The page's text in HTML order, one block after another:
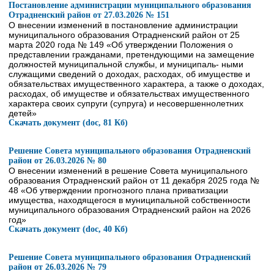
Постановление администрации муниципального образования
Отрадненский район от 27.03.2026 № 151
О внесении изменений в постановление администрации
муниципального образования Отрадненский район от 25
марта 2020 года № 149 «Об утверждении Положения о
представлении гражданами, претендующими на замещение
должностей муниципальной службы, и муниципаль- ными
служащими сведений о доходах, расходах, об имуществе и
обязательствах имущественного характера, а также о доходах,
расходах, об имуществе и обязательствах имущественного
характера своих супруги (супруга) и несовершеннолетних
детей»
Скачать документ (doc, 81 Кб)
Решение Совета муниципального образования Отрадненский
район от 26.03.2026 № 80
О внесении изменений в решение Совета муниципального
образования Отрадненский район от 11 декабря 2025 года №
48 «Об утверждении прогнозного плана приватизации
имущества, находящегося в муниципальной собственности
муниципального образования Отрадненский район на 2026
год»
Скачать документ (doc, 40 Кб)
Решение Совета муниципального образования Отрадненский
район от 26.03.2026 № 79